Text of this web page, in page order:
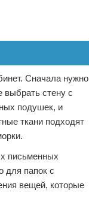
Сначала нужно
выбрать стену с
подушек, и
ткани подходят
письменных
для папок с
вещей, которые